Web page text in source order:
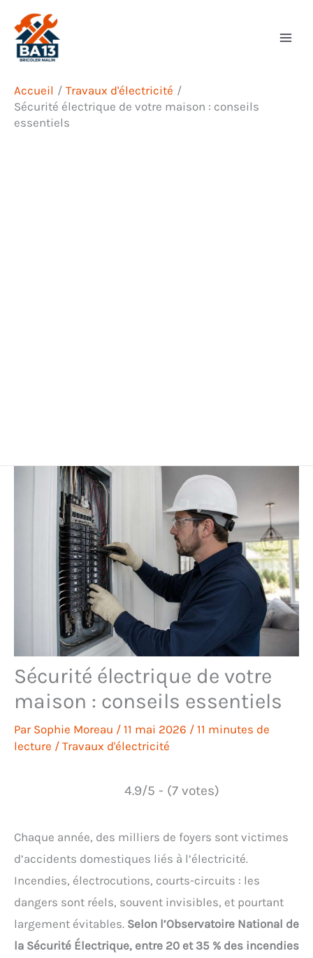
contenu
Accueil
Travaux d'électricité
Sécurité électrique de votre maison : conseils
essentiels
Sécurité électrique de votre
maison : conseils essentiels
Par Sophie Moreau / 11 mai 2026 / 11 minutes de
lecture / Travaux d'électricité
4.9/5 - (7 votes)
Chaque année, des milliers de foyers sont victimes
d’accidents domestiques liés à l’électricité.
Incendies, électrocutions, courts-circuits : les
dangers sont réels, souvent invisibles, et pourtant
largement évitables. Selon l’Observatoire National de
la Sécurité Électrique, entre 20 et 35 % des incendies
Rechercher